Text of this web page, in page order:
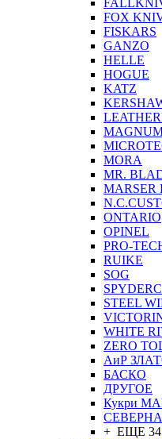
FOX
FISKARS
GANZO
HELLE
HOGUE
KATZ
MORA
MR.
MARSER
ONTARIO
OPINEL
PRO-
RUIKE
SOG
STEEL
WHITE
ZERO
АиР
БАСКО
ДРУГОЕ
Кукри
+ ЕЩЕ 34